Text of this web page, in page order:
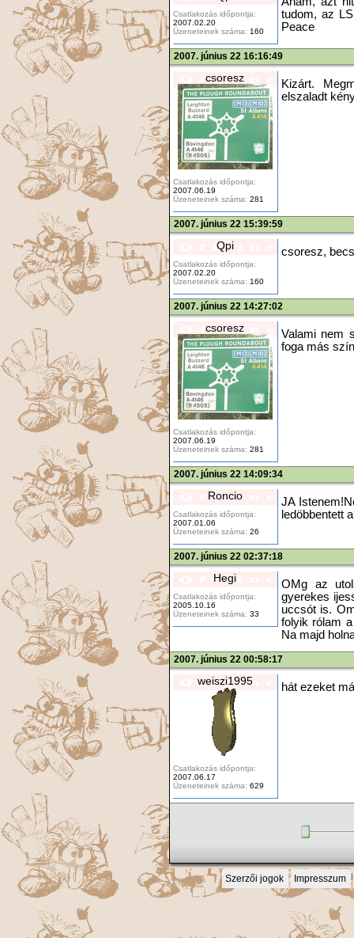
Csatlakozás időpontja:
2007.02.20
Üzeneteinek száma: 160
tudom, az
Peace
2007. június 22 16:16:49
csoresz
Csatlakozás időpontja:
2007.06.19
Üzeneteinek száma: 281
Kizárt.
elszaladt
2007. június 22 15:39:59
Qpi
Csatlakozás időpontja:
2007.02.20
Üzeneteinek száma: 160
csoresz,
2007. június 22 14:27:02
csoresz
Csatlakozás időpontja:
2007.06.19
Üzeneteinek száma: 281
Valami nem
foga más
2007. június 22 14:09:34
Roncio
Csatlakozás időpontja:
2007.01.06
Üzeneteinek száma: 26
JA
ledöbbentett
2007. június 22 02:37:18
Hegi
Csatlakozás időpontja:
2005.10.16
Üzeneteinek száma: 33
OMg az
gyerekes
uccsót is.
folyik rólam
Na majd
2007. június 22 00:58:17
weiszi1995
Csatlakozás időpontja:
2007.06.17
Üzeneteinek száma: 629
hát ezeket
Szerzői jogok Impresszum